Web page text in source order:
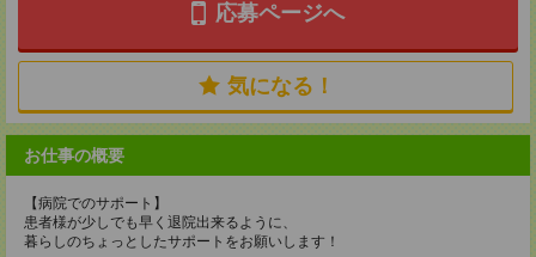
応募ページへ
気になる！
お仕事の概要
【病院でのサポート】
患者様が少しでも早く退院出来るように、
暮らしのちょっとしたサポートをお願いします！